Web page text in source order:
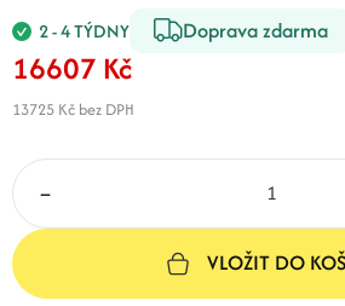
2 - 4 TÝDNY Doprava zdarma
16607 Kč
13725 Kč bez DPH
–
VLOŽIT DO